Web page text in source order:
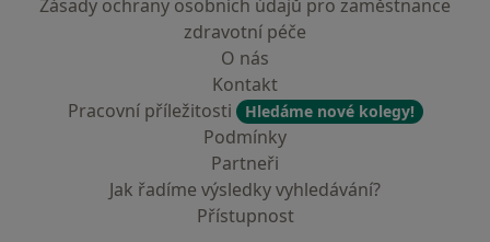
Zásady ochrany osobních údajů pro zaměstnance
zdravotní péče
O nás
Kontakt
Pracovní příležitosti
Hledáme nové kolegy!
Podmínky
Partneři
Jak řadíme výsledky vyhledávání?
Přístupnost